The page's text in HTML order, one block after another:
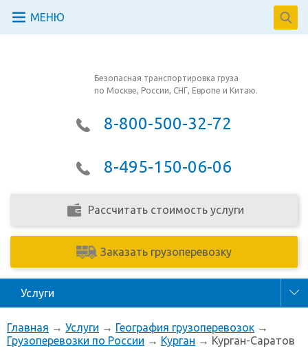
МЕНЮ
Безопасная транспортировка груза
по Москве, России, СНГ, Европе и Китаю.
8-800-500-32-72
8-495-150-06-06
Рассчитать стоимость услуги
Заказать грузоперевозку
Услуги
Главная → Услуги → География грузоперевозок →
Грузоперевозки по России → Курган → Курган-Саратов